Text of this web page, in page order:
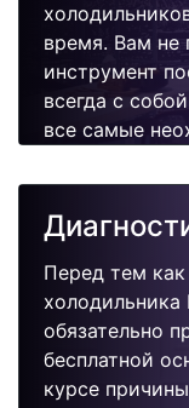
время. Вам не
инструмент
всегда с
все самые
качественно
Перед тем
холодильника
обязательно
бесплатной
курсе